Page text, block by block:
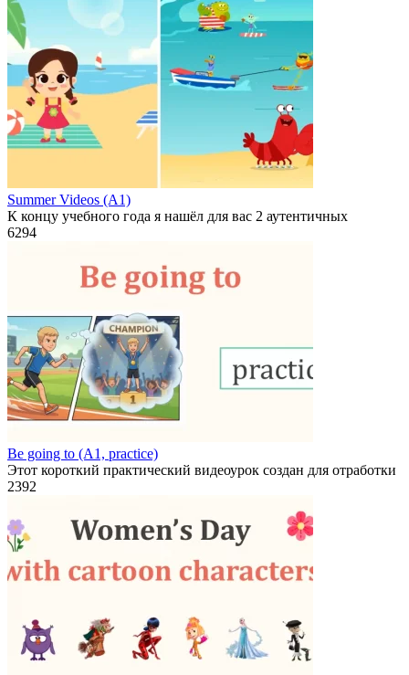
Summer Videos (A1)
К концу учебного года я нашёл для вас 2 аутентичных
6294
Be going to (A1, practice)
Этот короткий практический видеоурок создан для отработки
2392